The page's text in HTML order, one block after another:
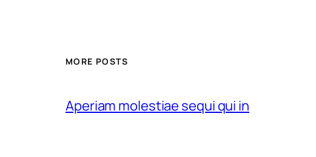
MORE POSTS
Aperiam molestiae sequi qui in